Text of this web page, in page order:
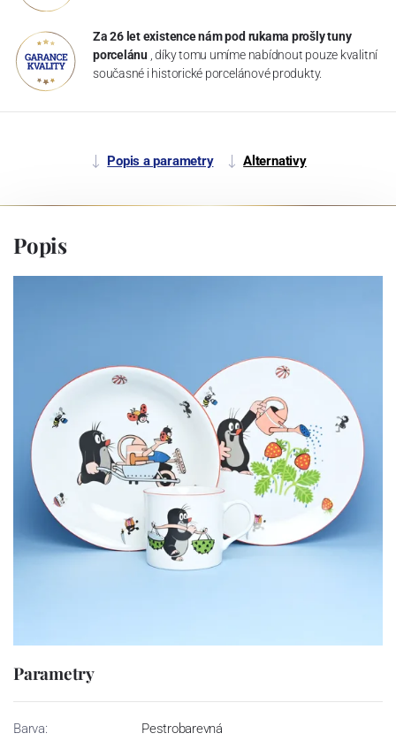
Za 26 let existence nám pod rukama prošly tuny
porcelánu , díky tomu umíme nabídnout pouze kvalitní
současné i historické porcelánové produkty.
Popis a parametry Alternativy
Popis
Parametry
Barva:
Pestrobarevná